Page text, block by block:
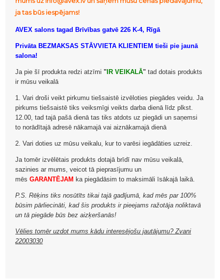
ja tas būs iespējams!
AVEX salons tagad Brīvības gatvē 226 K-4, Rīgā
Privāta BEZMAKSAS STĀVVIETA KLIENTIEM tieši pie jaunā
salona!
Ja pie šī produkta redzi atzīmi " IR VEIKALĀ" tad dotais produkts
ir mūsu veikalā
1. Vari droši veikt pirkumu tiešsaistē izvēloties piegādes veidu. Ja
pirkums tiešsaistē tiks veiksmīgi veikts darba dienā līdz plkst.
12.00, tad tajā pašā dienā tas tiks atdots uz piegādi un saņemsi
to norādītajā adresē nākamajā vai aiznākamajā dienā
2. Vari doties uz mūsu veikalu, kur to varēsi iegādāties uzreiz.
Ja tomēr izvēlētais produkts dotajā brīdī nav mūsu veikalā,
sazinies ar mums, veicot tā pieprasījumu un
mēsGARANTĒJAM ka piegādāsim to maksimāli īsākajā laikā.
P.S. Rēķins tiks nosūtīts tikai tajā gadījumā, kad mēs par 100%
būsim pārliecināti, kad šis produkts ir pieejams ražotāja noliktavā
un tā piegāde būs bez aizķeršanās!
Vēlies tomēr uzdot mums kādu interesējošu jautājumu? Zvani
22003030